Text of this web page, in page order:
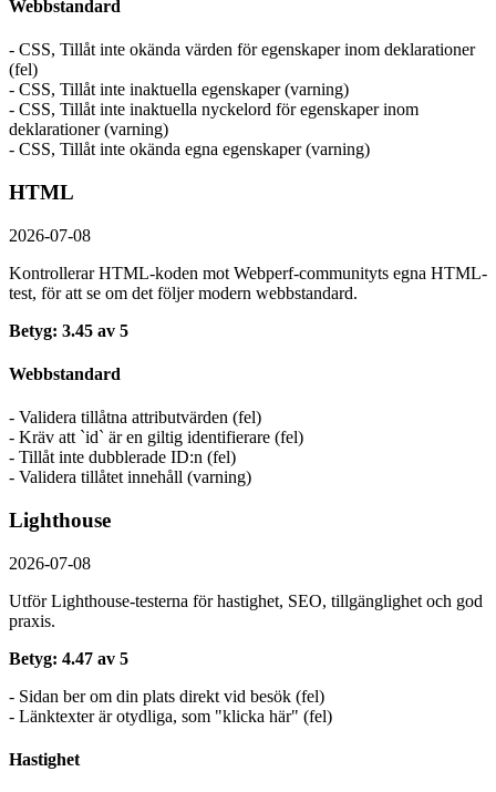
Webbstandard
- CSS, Tillåt inte okända värden för egenskaper inom deklarationer
(fel)
- CSS, Tillåt inte inaktuella egenskaper (varning)
- CSS, Tillåt inte inaktuella nyckelord för egenskaper inom
deklarationer (varning)
- CSS, Tillåt inte okända egna egenskaper (varning)
HTML
2026-07-08
Kontrollerar HTML-koden mot Webperf-communityts egna HTML-
test, för att se om det följer modern webbstandard.
Betyg: 3.45 av 5
Webbstandard
- Validera tillåtna attributvärden (fel)
- Kräv att `id` är en giltig identifierare (fel)
- Tillåt inte dubblerade ID:n (fel)
- Validera tillåtet innehåll (varning)
Lighthouse
2026-07-08
Utför Lighthouse-testerna för hastighet, SEO, tillgänglighet och god
praxis.
Betyg: 4.47 av 5
- Sidan ber om din plats direkt vid besök (fel)
- Länktexter är otydliga, som "klicka här" (fel)
Hastighet